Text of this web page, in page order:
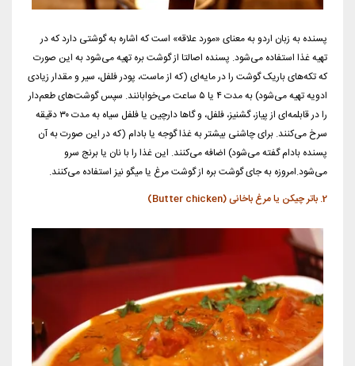
پسنده به زبان اردو به معنای «مورد علاقه» است که اشاره به گوشتی دارد که در
تهیهغذا استفاده می‌شود. پسنده اصالتا از گوشت بره تهیه می‌شود به این صورت
که تکه‌های باریک گوشت را در مایه‌ای (که از ماست، پودر فلفل، سیر و مقدار زیادی
ادویه تهیه می‌شود) به مدت ۴ یا ۵ ساعت می‌خوابانند. سپس گوشت‌های طعم‌دار
را در قابلمه‌ای از پیاز، گشنیز، فلفل، و گاها دارچین یا فلفل سیاه به مدت ۳۰ دقیقه
سرخ می‌کنند. برای چاشنی بیشتر به غذا گوجه یا بادام (که در این صورت به آن
پسنده بادام گفته می‌شود) اضافه می‌کنند. این غذا را با نان یا برنج سرو
می‌شود.امروزه به جای گوشت بره از گوشت مرغ یا میگو نیز استفاده می‌کنند.
2. باتر چیکن یا مرغ باخانی (Butter chicken)